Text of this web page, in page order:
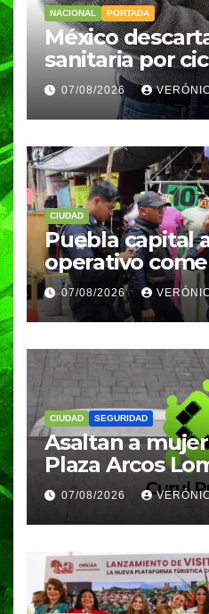
NACIONAL PORTADA
México
sanitaria por
reportan 33
meses
07/08/2026
CIUDAD
Puebla capital
operativo
fiestas patrias
clases
07/08/2026
CIUDAD SEGURIDAD
Asaltan a
Plaza Arcos
de
huyeron en
07/08/2026